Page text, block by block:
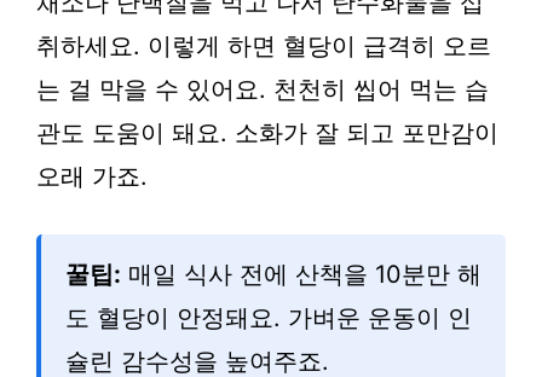
취하세요. 이렇게 하면 혈당이 급격히 오르
는 걸 막을 수 있어요. 천천히 씹어 먹는 습
관도 도움이 돼요. 소화가 잘 되고 포만감이
오래 가죠.
꿀팁: 매일 식사 전에 산책을 10분만 해
도 혈당이 안정돼요. 가벼운 운동이 인
슐린 감수성을 높여주죠.